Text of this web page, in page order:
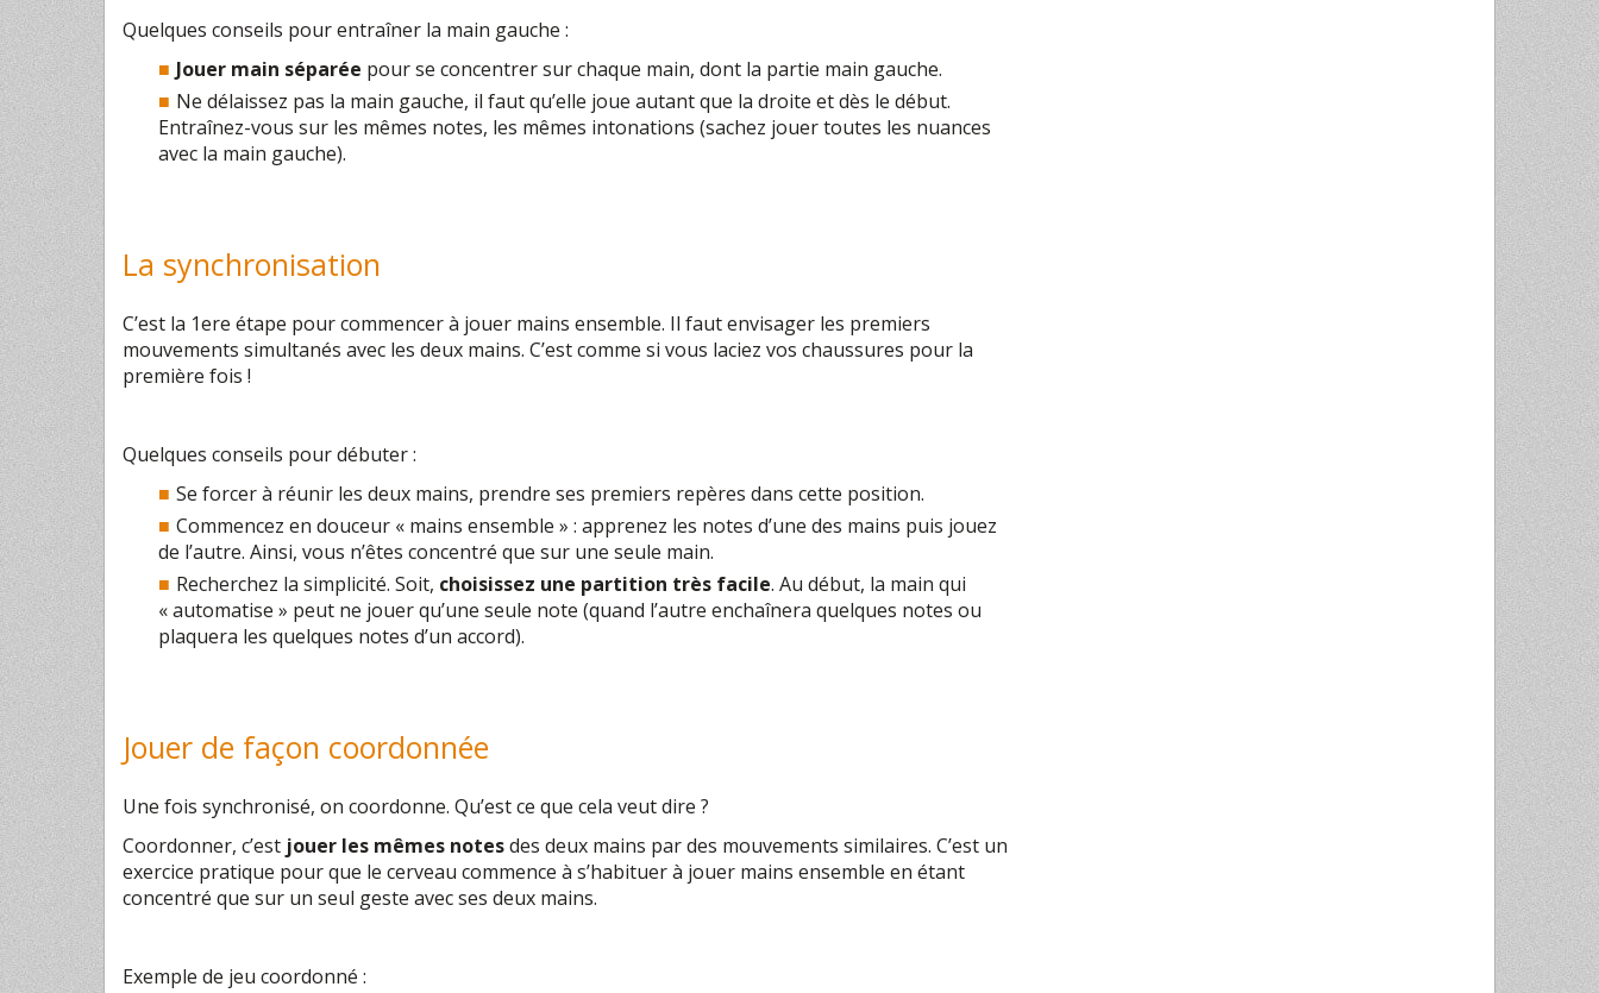
Quelques conseils pour entraîner la main gauche :
Jouer main séparée pour se concentrer sur chaque main, dont la partie main gauche.
Ne délaissez pas la main gauche, il faut qu’elle joue autant que la droite et dès le début.
Entraînez-vous sur les mêmes notes, les mêmes intonations (sachez jouer toutes les nuances
avec la main gauche).
La synchronisation
C’est la 1ere étape pour commencer à jouer mains ensemble. Il faut envisager les premiers
mouvements simultanés avec les deux mains. C’est comme si vous laciez vos chaussures pour la
première fois !
Quelques conseils pour débuter :
Se forcer à réunir les deux mains, prendre ses premiers repères dans cette position.
Commencez en douceur « mains ensemble » : apprenez les notes d’une des mains puis jouez
de l’autre. Ainsi, vous n’êtes concentré que sur une seule main.
Recherchez la simplicité. Soit, choisissez une partition très facile. Au début, la main qui
« automatise » peut ne jouer qu’une seule note (quand l’autre enchaînera quelques notes ou
plaquera les quelques notes d’un accord).
Jouer de façon coordonnée
Une fois synchronisé, on coordonne. Qu’est ce que cela veut dire ?
Coordonner, c’est jouer les mêmes notesdes deux mains par des mouvements similaires. C’est un
exercice pratique pour que le cerveau commence à s’habituer à jouer mains ensemble en étant
concentré que sur un seul geste avec ses deux mains.
Exemple de jeu coordonné :